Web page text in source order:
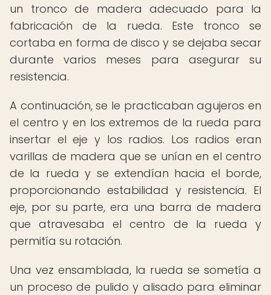
un tronco de madera adecuado para la
fabricación de la rueda. Este tronco se
cortaba en forma de disco y se dejaba secar
durante varios meses para asegurar su
resistencia.
A continuación, se le practicaban agujeros en
el centro y en los extremos de la rueda para
insertar el eje y los radios. Los radios eran
varillas de madera que se unían en el centro
de la rueda y se extendían hacia el borde,
proporcionando estabilidad y resistencia. El
eje, por su parte, era una barra de madera
que atravesaba el centro de la rueda y
permitía su rotación.
Una vez ensamblada, la rueda se sometía a
un proceso de pulido y alisado para eliminar